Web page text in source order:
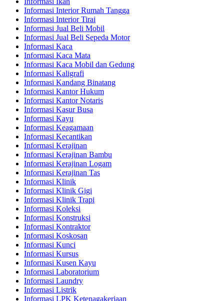
Informasi Interior Rumah Tangga
Informasi Interior Tirai
Informasi Jual Beli Mobil
Informasi Jual Beli Sepeda Motor
Informasi Kaca
Informasi Kaca Mata
Informasi Kaca Mobil dan Gedung
Informasi Kaligrafi
Informasi Kandang Binatang
Informasi Kantor Hukum
Informasi Kantor Notaris
Informasi Kasur Busa
Informasi Kayu
Informasi Keagamaan
Informasi Kecantikan
Informasi Kerajinan
Informasi Kerajinan Bambu
Informasi Kerajinan Logam
Informasi Kerajinan Tas
Informasi Klinik
Informasi Klinik Gigi
Informasi Klinik Trapi
Informasi Koleksi
Informasi Konstruksi
Informasi Kontraktor
Informasi Koskosan
Informasi Kunci
Informasi Kursus
Informasi Kusen Kayu
Informasi Laboratorium
Informasi Laundry
Informasi Listrik
Informasi LPK Ketenagakerjaan